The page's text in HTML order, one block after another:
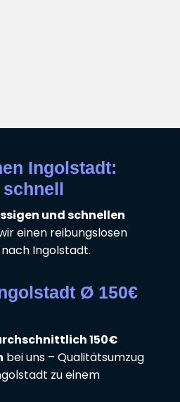
Ingolstadt:
und schnellen
einen reibungslosen
Ingolstadt.
Ø 150€
150€
bei uns – Qualitätsumzug
zu einem